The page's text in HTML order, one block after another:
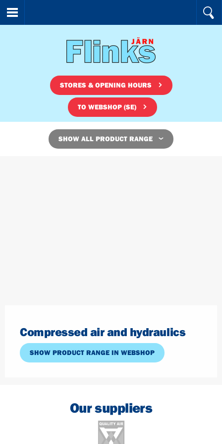
STORES & OPENING HOURS
TO WEBSHOP (SE)
SHOW ALL PRODUCT RANGE
Compressed air and hydraulics
SHOW PRODUCT RANGE IN WEBSHOP
Our suppliers